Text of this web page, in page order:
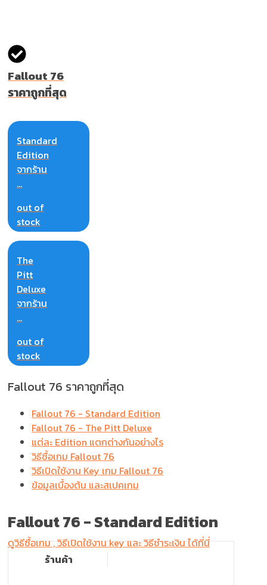
Fallout 76
ราคาถูกที่สุด
Standard
Edition
จากร้าน
...
out of
stock
The
Pitt
Deluxe
จากร้าน
...
out of
stock
Fallout 76 ราคาถูกที่สุด
Fallout 76 - Standard Edition
Fallout 76 - The Pitt Deluxe
แต่ละ Edition แตกต่างกันอย่างไร
วิธีซื้อเกม Fallout 76
วิธีเปิดใช้งาน Key เกม Fallout 76
ข้อมูลเบื้องต้น และสเปคเกม
Fallout 76 -Standard Edition
ดูวิธีซื้อเกม , วิธีเปิดใช้งาน key และ วิธีชำระเงิน ได้ที่นี่
ร้านค้า